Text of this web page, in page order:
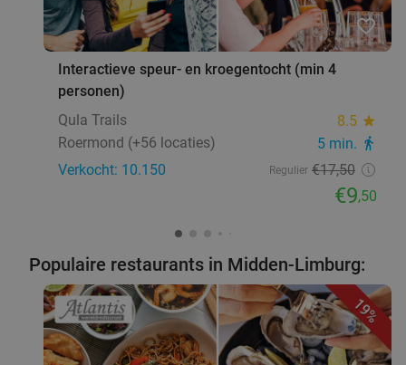
favorite_border
Interactieve speur- en kroegentocht (min 4
personen)
Qula Trails
8.5 star
Roermond (+56 locaties) 5 min. directions_walk
Verkocht: 10.150 Regulier €17,50
€9,50
Populaire restaurants in Midden-Limburg:
19%